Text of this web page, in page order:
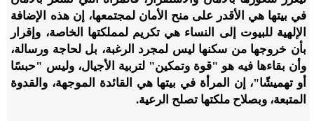
في بيتها هي الأقدر على منح الأمان لمجتمعها، إن هذه الإضافة
الإلهية للبيوت إلى النساء هي تكريم لمملكتها الخاصة، وإقرار
بأن خروجها من سكنها ليس لمجرد الرغبة، بل لحاجة ورسالة،
وأن بقاءها فيه هو "قوة وتمكين" لتربية الأجيال، وليس "حبسًا
أو تهميشًا"، إن المرأة في بيتها هي القائدة الموجهة، والقدوة
المتبعة، وبصلاح ملكتها تصلح الرعية.